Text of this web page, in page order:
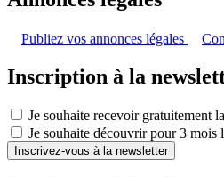
Publiez vos annonces légales
Inscription à la
Je souhaite recevoir gratuitement
Je souhaite découvrir pour 3 mois
Inscrivez-vous à la newsletter